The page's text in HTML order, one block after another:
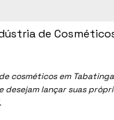
cosméticos em
desejam lançar suas
de